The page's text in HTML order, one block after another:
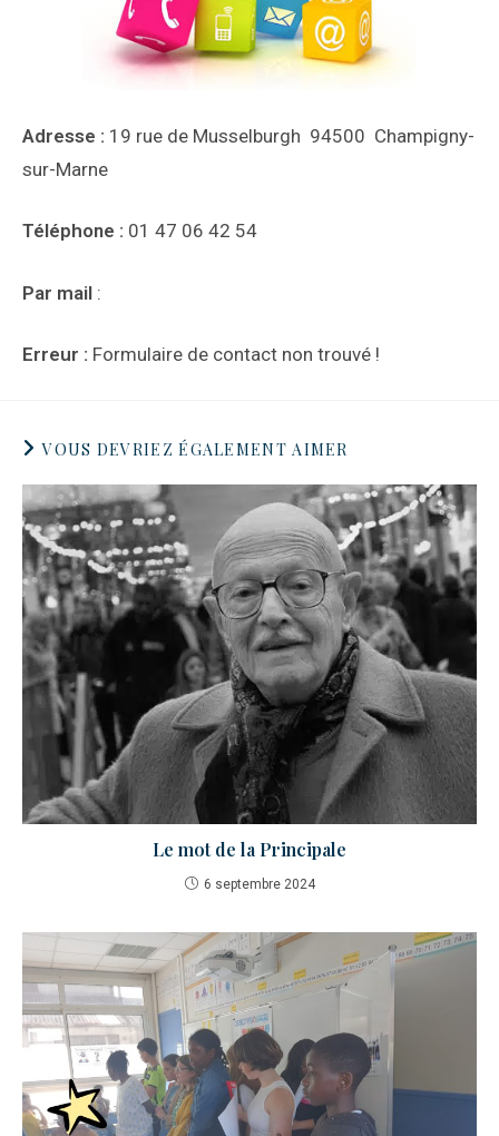
Adresse : 19 rue de Musselburgh 94500 Champigny-
sur-Marne
Téléphone : 01 47 06 42 54
Par mail :
Erreur : Formulaire de contact non trouvé !
VOUS DEVRIEZ ÉGALEMENT AIMER
Le mot de la Principale
6 septembre 2024